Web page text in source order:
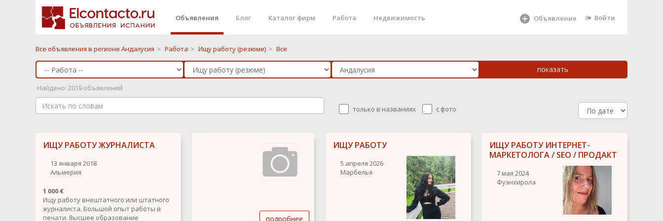
Объявления Блог Каталог фирм Работа Недвижимость Объявление Войти
Все объявления в регионе Андалусия > Работа > Ищу работу (резюме) > Все
Найдено: 2019 объявлений
только в названиях с фото
ИЩУ РАБОТУ ЖУРНАЛИСТА
13 января 2018
Альмерия
1 000 €
Ищу работу внештатного или штатного
журналиста. Большой опыт работы в
печати. Высшее образование
подробнее
ИЩУ РАБОТУ
5 апреля 2026
Марбелья
ИЩУ РАБОТУ ИНТЕРНЕТ-
МАРКЕТОЛОГА / SEO / ПРОДАКТ
7 мая 2024
Фуэнхирола